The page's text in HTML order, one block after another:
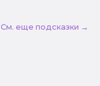
См. еще подсказки →